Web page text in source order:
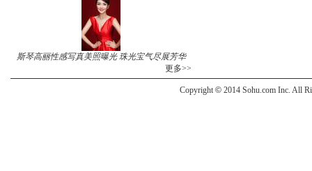
斯琴高丽性感写真美照曝光 珠光宝气尽展芳华
更多>>
Copyright © 2014 Sohu.com Inc. All